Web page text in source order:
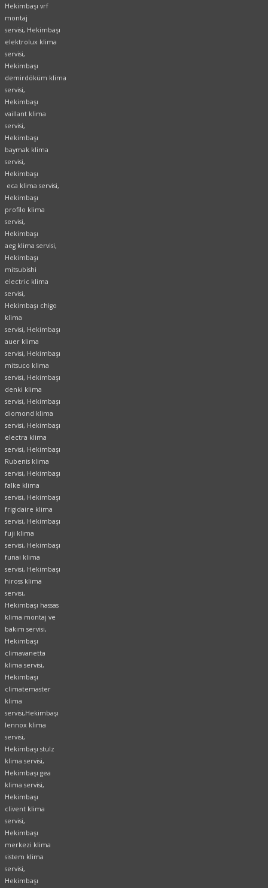
Hekimbaşı vrf
montaj
servisi, Hekimbaşı
elektrolux klima
servisi,
Hekimbaşı
demirdöküm klima
servisi,
Hekimbaşı
vaillant klima
servisi,
Hekimbaşı
baymak klima
servisi,
Hekimbaşı
eca klima servisi,
Hekimbaşı
profilo klima
servisi,
Hekimbaşı
aeg klima servisi,
Hekimbaşı
mitsubishi
electric klima
servisi,
Hekimbaşı chigo
klima
servisi, Hekimbaşı
auer klima
servisi, Hekimbaşı
mitsuco klima
servisi, Hekimbaşı
denki klima
servisi, Hekimbaşı
diomond klima
servisi, Hekimbaşı
electra klima
servisi, Hekimbaşı
Rubenis klima
servisi, Hekimbaşı
falke klima
servisi, Hekimbaşı
frigidaire klima
servisi, Hekimbaşı
fuji klima
servisi, Hekimbaşı
funai klima
servisi, Hekimbaşı
hiross klima
servisi,
Hekimbaşı hassas
klima montaj ve
bakım servisi,
Hekimbaşı
climavanetta
klima servisi,
Hekimbaşı
climatemaster
klima
servisi,Hekimbaşı
lennox klima
servisi,
Hekimbaşı stulz
klima servisi,
Hekimbaşı gea
klima servisi,
Hekimbaşı
clivent klima
servisi,
Hekimbaşı
merkezi klima
sistem klima
servisi,
Hekimbaşı